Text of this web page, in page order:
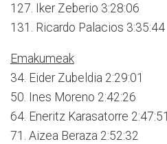
127. Iker Zeberio 3:28:06
131. Ricardo Palacios 3:35:44
Emakumeak
34. Eider Zubeldia 2:29:01
50. Ines Moreno 2:42:26
64. Eneritz Karasatorre 2:47:51
71. Aizea Beraza 2:52:32